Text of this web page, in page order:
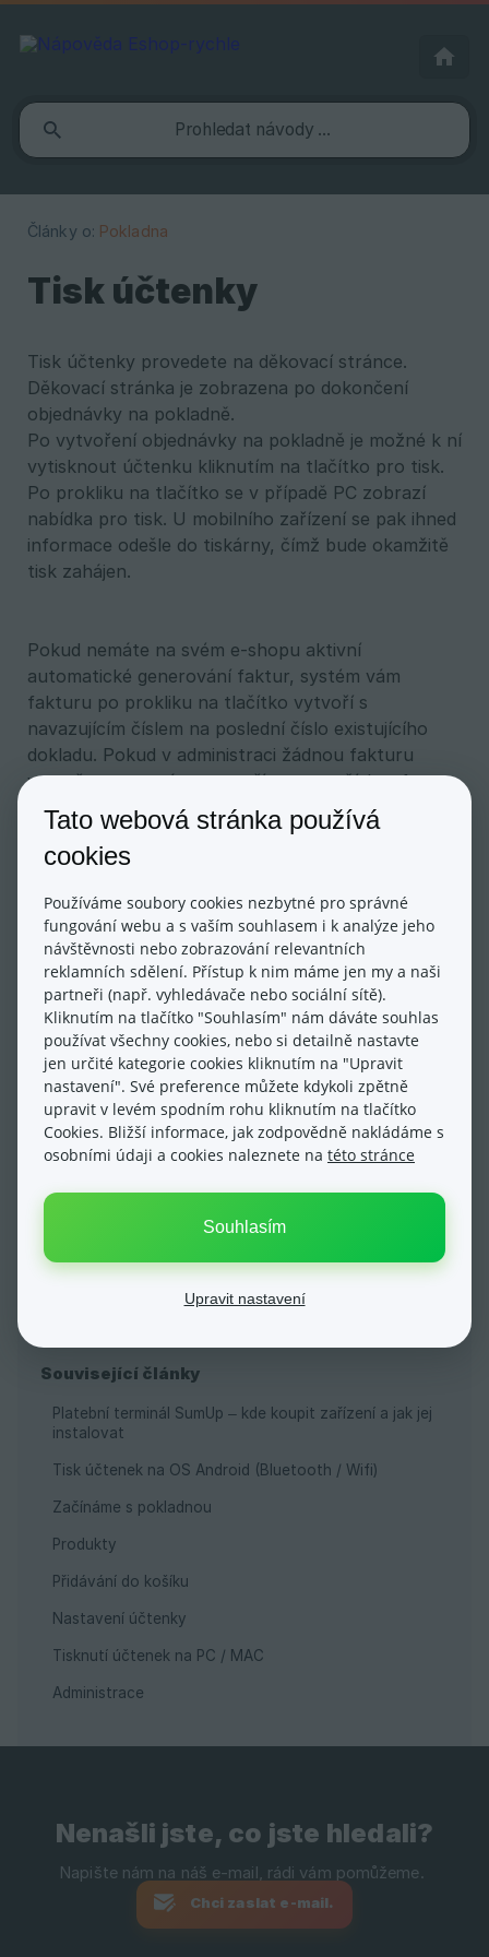
Související články
Platební terminál SumUp – kde koupit zařízení a jak jej
instalovat
Tisk účtenek na OS Android (Bluetooth / Wifi)
Začínáme s pokladnou
Produkty
Přidávání do košíku
Nastavení účtenky
Tisknutí účtenek na PC / MAC
Administrace
Články o: Pokladna
Tisk účtenky
Tisk účtenky provedete na děkovací stránce.
Děkovací stránka je zobrazena po dokončení
objednávky na pokladně.
Po vytvoření objednávky na pokladně je možné k ní
vytisknout účtenku kliknutím na tlačítko pro tisk.
Po prokliku na tlačítko se v případě PC zobrazí
nabídka pro tisk. U mobilního zařízení se pak ihned
informace odešle do tiskárny, čímž bude okamžitě
tisk zahájen.
Pokud nemáte na svém e-shopu aktivní
automatické generování faktur, systém vám
fakturu po prokliku na tlačítko vytvoří s
navazujícím číslem na poslední číslo existujícího
dokladu. Pokud v administraci žádnou fakturu
vytvořenou nemáte, vytvoří novou s číslem 1 a
další budou navazovat.
Aktualizováno dne: 17/05/2024
Ne
Nenašli jste, co jste hledali?
Chci zaslat e-mail.
Tato webová stránka používá
cookies
Používáme soubory cookies nezbytné pro správné
fungování webu a s vaším souhlasem i k analýze jeho
návštěvnosti nebo zobrazování relevantních
reklamních sdělení. Přístup k nim máme jen my a naši
partneři (např. vyhledávače nebo sociální sítě).
Kliknutím na tlačítko "Souhlasím" nám dáváte souhlas
používat všechny cookies, nebo si detailně nastavte
jen určité kategorie cookies kliknutím na "Upravit
nastavení". Své preference můžete kdykoli zpětně
upravit v levém spodním rohu kliknutím na tlačítko
Cookies. Bližší informace, jak zodpovědně nakládáme s
osobními údaji a cookies naleznete na této stránce
Souhlasím
Upravit nastavení